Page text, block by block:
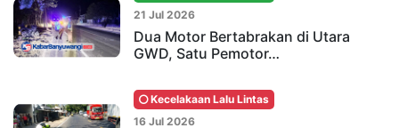
21 Jul 2026
Dua Motor Bertabrakan di Utara
GWD, Satu Pemotor…
Kecelakaan Lalu Lintas
16 Jul 2026